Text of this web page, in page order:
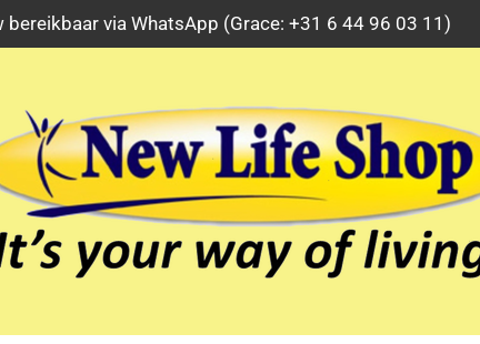
bereikbaar via WhatsApp (Grace: +31 6 44 96 03 11)